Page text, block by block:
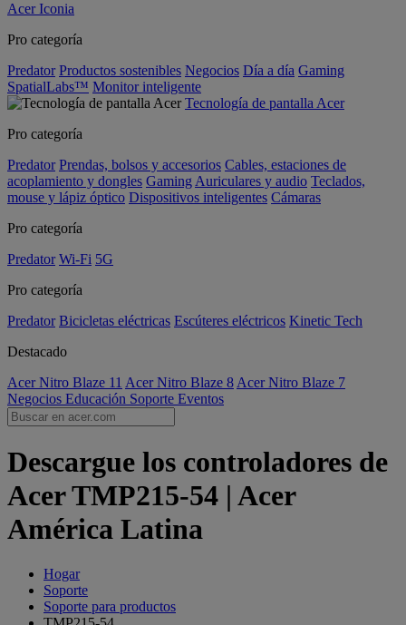
Acer Iconia
Pro categoría
Predator Productos sostenibles Negocios Día a día Gaming
SpatialLabs™ Monitor inteligente
Tecnología de pantalla Acer
Pro categoría
Predator Prendas, bolsos y accesorios Cables, estaciones de
acoplamiento y dongles Gaming Auriculares y audio Teclados,
mouse y lápiz óptico Dispositivos inteligentes Cámaras
Pro categoría
Predator Wi-Fi 5G
Pro categoría
Predator Bicicletas eléctricas Escúteres eléctricos Kinetic Tech
Destacado
Acer Nitro Blaze 11 Acer Nitro Blaze 8 Acer Nitro Blaze 7
Negocios Educación Soporte Eventos
Descargue los controladores de
Acer TMP215-54 | Acer
América Latina
Hogar
Soporte
Soporte para productos